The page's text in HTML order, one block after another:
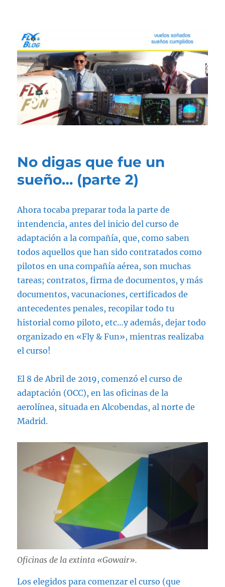
No digas que fue un
sueño… (parte 2)
Ahora tocaba preparar toda la parte de
intendencia, antes del inicio del curso de
adaptación a la compañía, que, como saben
todos aquellos que han sido contratados como
pilotos en una compañía aérea, son muchas
tareas; contratos, firma de documentos, y más
documentos, vacunaciones, certificados de
antecedentes penales, recopilar todo tu
historial como piloto, etc…y además, dejar todo
organizado en «Fly & Fun», mientras realizaba
el curso!
El 8 de Abril de 2019, comenzó el curso de
adaptación (OCC), en las oficinas de la
aerolínea, situada en Alcobendas, al norte de
Madrid.
Oficinas de la extinta «Gowair».
Los elegidos para comenzar el curso (que